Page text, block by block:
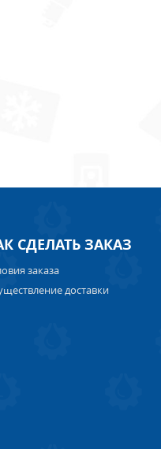
СДЕЛАТЬ ЗАКАЗ
заказа
доставки